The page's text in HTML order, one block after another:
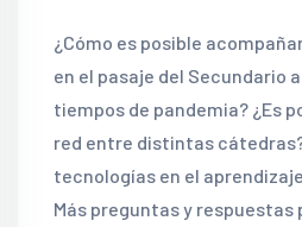
¿Cómo es posible
en el pasaje del Secundario
tiempos de pandemia? ¿Es
red entre distintas
tecnologías en el
Más preguntas y respuestas